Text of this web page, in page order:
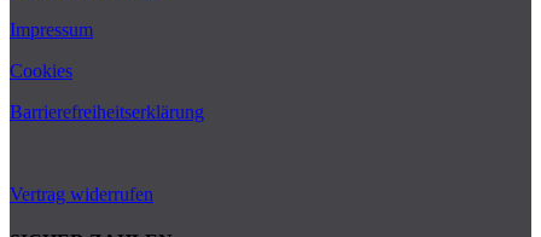
Impressum
Cookies
Barrierefreiheitserklärung
Vertrag widerrufen